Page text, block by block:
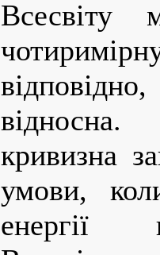
Всесвіту
кривизна
умови,
енергії